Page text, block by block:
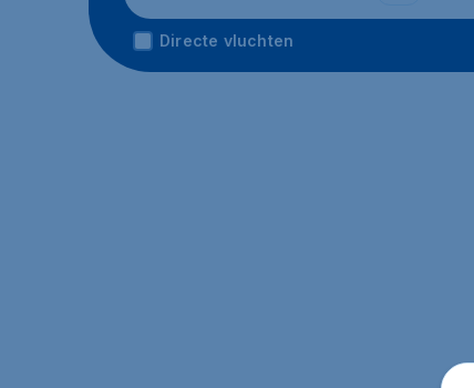
Directe vluchten